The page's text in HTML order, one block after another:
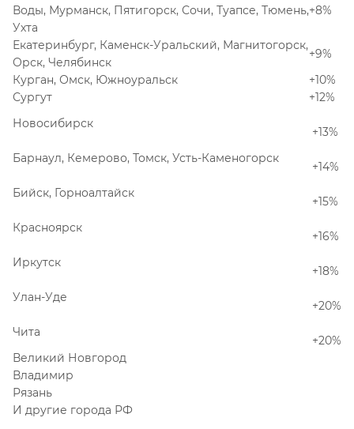
Воды, Мурманск, Пятигорск, Сочи, Туапсе, Тюмень,
Ухта
+8%
Екатеринбург, Каменск-Уральский, Магнитогорск,
Орск, Челябинск
+9%
Курган, Омск, Южноуральск
+10%
Сургут
+12%
Новосибирск
+13%
Барнаул, Кемерово, Томск, Усть-Каменогорск
+14%
Бийск, Горноалтайск
+15%
Красноярск
+16%
Иркутск
+18%
Улан-Уде
+20%
Чита
+20%
Великий Новгород
Владимир
Рязань
И другие города РФ